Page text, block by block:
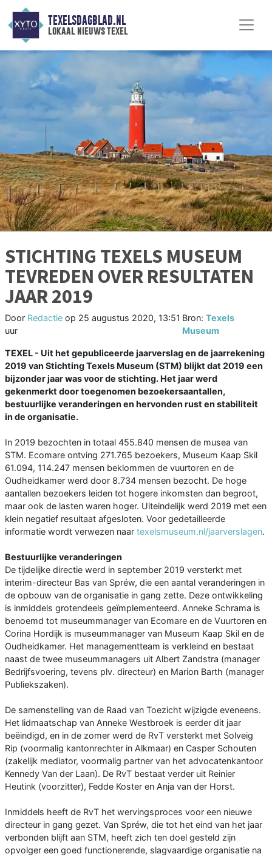
TEXELSDAGBLAD.NL
lokaal nieuws texel
STICHTING TEXELS MUSEUM
TEVREDEN OVER RESULTATEN
JAAR 2019
Door Redactie op 25 augustus 2020, 13:51
uur
Bron:Texels
Museum
TEXEL - Uit het gepubliceerde jaarverslag en de jaarrekening
2019 van Stichting Texels Museum (STM) blijkt dat 2019 een
bijzonder jaar was voor de stichting. Het jaar werd
gekenmerkt door toegenomen bezoekersaantallen,
bestuurlijke veranderingen en hervonden rust en stabiliteit
in de organisatie.
In 2019 bezochten in totaal 455.840 mensen de musea van
STM. Ecomare ontving 271.765 bezoekers, Museum Kaap Skil
61.094, 114.247 mensen beklommen de vuurtoren en de
Oudheidkamer werd door 8.734 mensen bezocht. De hoge
aantallen bezoekers leiden tot hogere inkomsten dan begroot,
maar ook de lasten waren hoger. Uiteindelijk werd 2019 met een
klein negatief resultaat afgesloten. Voor gedetailleerde
informatie wordt verwezen naar texelsmuseum.nl/jaarverslagen.
Bestuurlijke veranderingen
De tijdelijke directie werd in september 2019 versterkt met
interim-directeur Bas van Spréw, die een aantal veranderingen in
de opbouw van de organisatie in gang zette. Deze ontwikkeling
is inmiddels grotendeels geïmplementeerd. Anneke Schrama is
benoemd tot museummanager van Ecomare en de Vuurtoren en
Corina Hordijk is museummanager van Museum Kaap Skil en de
Oudheidkamer. Het managementteam is verkleind en bestaat
naast de twee museummanagers uit Albert Zandstra (manager
Bedrijfsvoering, tevens plv. directeur) en Marion Barth (manager
Publiekszaken).
De samenstelling van de Raad van Toezicht wijzigde eveneens.
Het lidmaatschap van Anneke Westbroek is eerder dit jaar
beëindigd, en in de zomer werd de RvT versterkt met Solveig
Rip (voormalig kantonrechter in Alkmaar) en Casper Schouten
(zakelijk mediator, voormalig partner van het advocatenkantoor
Kennedy Van der Laan). De RvT bestaat verder uit Reinier
Heutink (voorzitter), Fedde Koster en Anja van der Horst.
Inmiddels heeft de RvT het wervingsproces voor een nieuwe
directeur in gang gezet. Van Spréw, die tot het eind van het jaar
verbonden blijft aan STM, heeft zich ten doel gesteld zijn
opvolger een goed functionerende, slagvaardige organisatie na